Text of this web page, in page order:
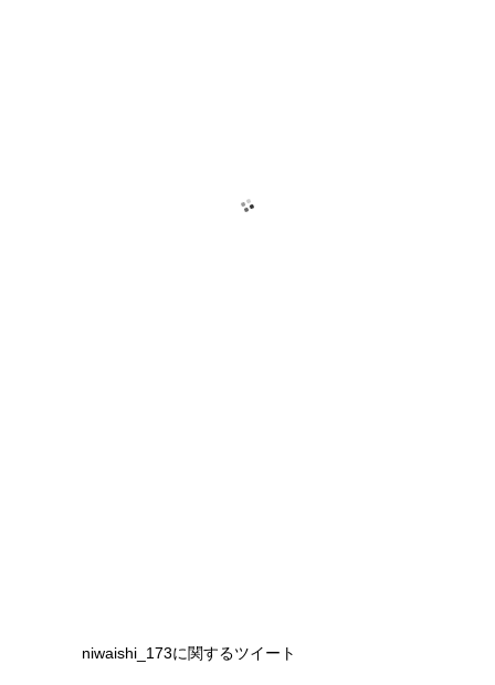
niwaishi_173に関するツイート